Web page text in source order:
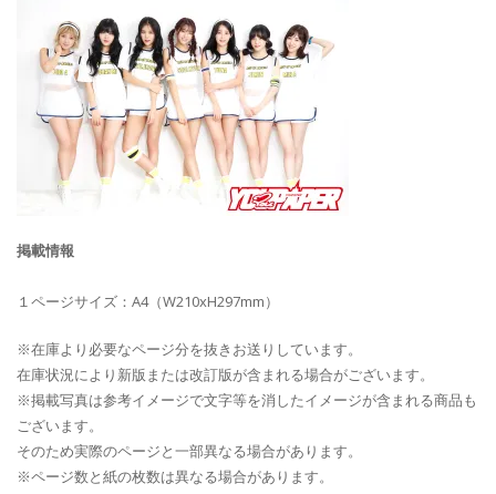
掲載情報
１ページサイズ：A4（W210xH297mm）
※在庫より必要なページ分を抜きお送りしています。
在庫状況により新版または改訂版が含まれる場合がございます。
※掲載写真は参考イメージで文字等を消したイメージが含まれる商品も
ございます。
そのため実際のページと一部異なる場合があります。
※ページ数と紙の枚数は異なる場合があります。